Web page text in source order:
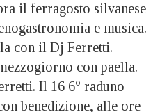
il ferragosto silvanese
e musica.
con il Dj Ferretti.
con paella.
Il 16 6° raduno
benedizione, alle ore